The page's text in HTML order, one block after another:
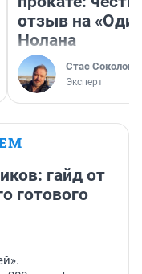
отзыв на
Нолана
Стас Соколов
Эксперт
гайд от
готового